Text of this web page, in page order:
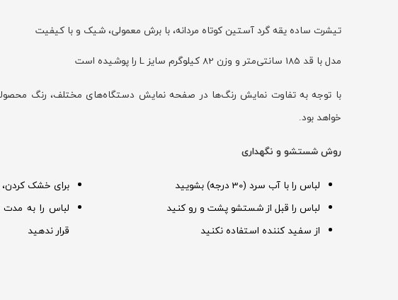
تیشرت ساده یقه گرد آستین کوتاه مردانه، با برش معمولی، شیک و با کیفیت
مدل با قد 185 سانتی‌متر و وزن 82 کیلوگرم سایز L را پوشیده است
خواهد بود.
روش شستشو و نگهداری
لباس را با آب سرد (30 درجه) بشویید
لباس را قبل از شستشو پشت و رو کنید
از سفید کننده استفاده نکنید
برای خشک کردن،
لباس را به
قرار ندهید